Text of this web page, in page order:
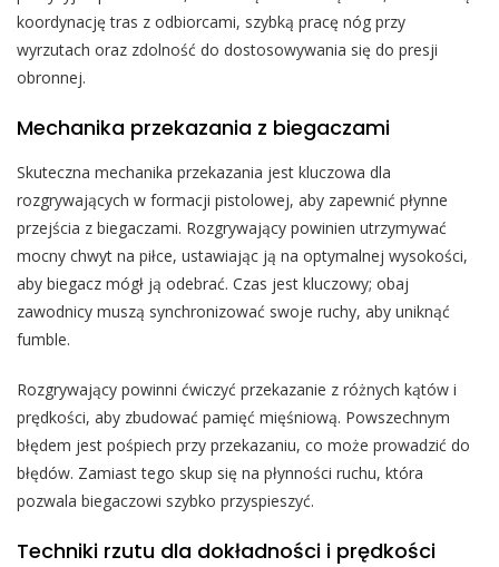
koordynację tras z odbiorcami, szybką pracę nóg przy
wyrzutach oraz zdolność do dostosowywania się do presji
obronnej.
Mechanika przekazania z biegaczami
Skuteczna mechanika przekazania jest kluczowa dla
rozgrywających w formacji pistolowej, aby zapewnić płynne
przejścia z biegaczami. Rozgrywający powinien utrzymywać
mocny chwyt na piłce, ustawiając ją na optymalnej wysokości,
aby biegacz mógł ją odebrać. Czas jest kluczowy; obaj
zawodnicy muszą synchronizować swoje ruchy, aby uniknąć
fumble.
Rozgrywający powinni ćwiczyć przekazanie z różnych kątów i
prędkości, aby zbudować pamięć mięśniową. Powszechnym
błędem jest pośpiech przy przekazaniu, co może prowadzić do
błędów. Zamiast tego skup się na płynności ruchu, która
pozwala biegaczowi szybko przyspieszyć.
Techniki rzutu dla dokładności i prędkości